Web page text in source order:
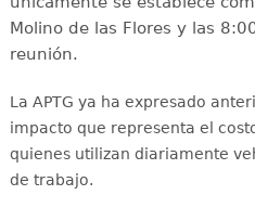
Molino de las Flores y las
reunión.
La APTG ya ha expresado
impacto que representa el
quienes utilizan diariamente
de trabajo.